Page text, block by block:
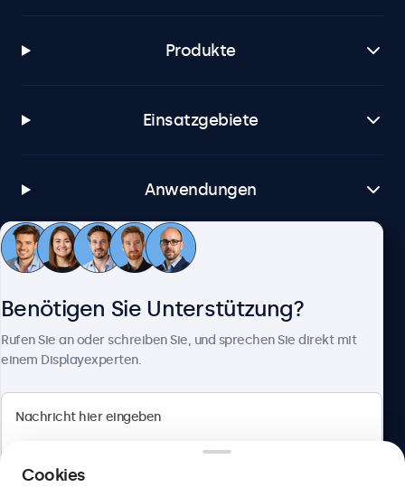
Produkte
Einsatzgebiete
Anwendungen
Kundenservice
Berliner Allee 59, 40212 Düsseldorf, Deutschland
Benötigen Sie Unterstützung?
Rufen Sie an oder schreiben Sie, und sprechen Sie direkt mit
einem Displayexperten.
Cookies